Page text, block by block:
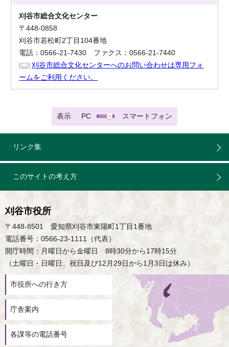
刈谷市総合文化センター
〒448-0858
刈谷市若松町2丁目104番地
電話：0566-21-7430 ファクス：0566-21-7440
刈谷市総合文化センターへのお問い合わせは専用フォ
ームをご利用ください。
表示 PC スマートフォン
リンク集
このサイトの考え方
刈谷市役所
〒448-8501 愛知県刈谷市東陽町1丁目1番地
電話番号：0566-23-1111（代表）
開庁時間：月曜日から金曜日 8時30分から17時15分
（土曜日・日曜日、祝日及び12月29日から1月3日は休み）
市役所への行き方
庁舎案内
各課等の電話番号